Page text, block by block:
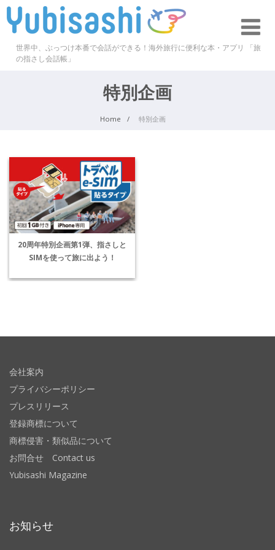
世界中、ぶっつけ本番で会話ができる！海外旅行に便利な本・アプリ 「旅
の指さし会話帳」
特別企画
Home 特別企画
20周年特別企画第1弾、指さしと
SIMを使って旅に出よう！
会社案内
プライバシーポリシー
プレスリリース
登録商標について
商標侵害・類似品について
お問合せ Contact us
Yubisashi Magazine
お知らせ